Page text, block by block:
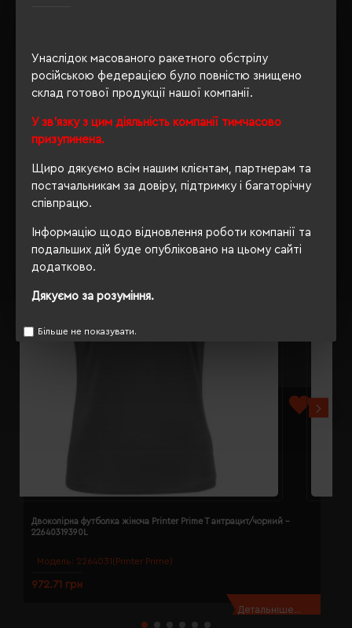
Унаслідок масованого ракетного обстрілу
російською федерацією було повністю знищено
склад готової продукції нашої компанії.
У зв'язку з цим діяльність компанії тимчасово
призупинена.
Щиро дякуємо всім нашим клієнтам, партнерам та
постачальникам за довіру, підтримку і багаторічну
співпрацю.
Інформацію щодо відновлення роботи компанії та
подальших дій буде опубліковано на цьому сайті
додатково.
Дякуємо за розуміння.
Більше не показувати.
ОПИС
ВІДГУКИ
РЕКОМЕНДУЄМО
Модель: 2264031(Printer Prime)
Двоколірна футболка жіноча Printer Prime T антрацит/чорний -
22640319390L
972.71 грн
Детальніше...